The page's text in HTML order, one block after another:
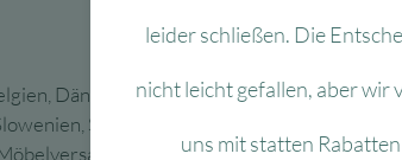
Dänemark, Estland, Finnland,
Spanien, Tschechien, Ungarn und
europaweit aktuell nicht möglich.
leider schließen. Die
nicht leicht gefallen, aber wir
uns mit statten